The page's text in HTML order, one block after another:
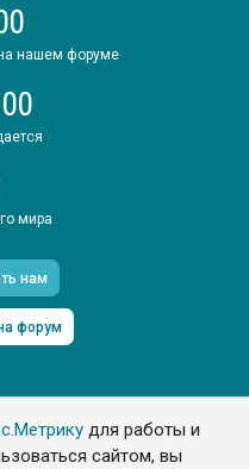
для работы и
сайтом, вы
нашем форуме
мира
нам
форум
права защищены
сайта с обязательной